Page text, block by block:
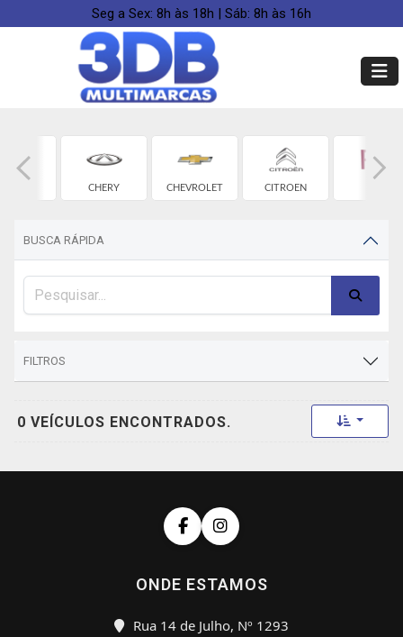
Seg a Sex: 8h às 18h | Sáb: 8h às 16h
BYD
CHERY
CHEVROLET CITROEN
BUSCA RÁPIDA
FILTROS
0 VEÍCULOS ENCONTRADOS. Toggle
ONDE ESTAMOS
Rua 14 de Julho, Nº 1293